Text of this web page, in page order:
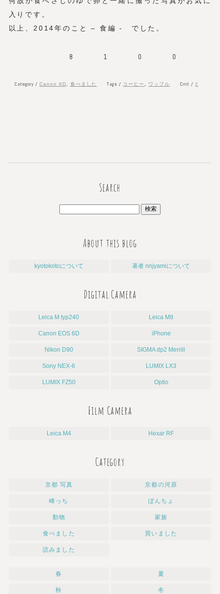
入りです。
以上、2014年のこと – 食編 - でした。
8 1 0 0
Category / Canon 6D 食べました Tags / コーヒー ワッフル Cmt / 0
Search
About this blog
kyotokotoについて 著者 nnjyamiについて
Digital Camera
Leica M typ240 Leica M8
Canon EOS 6D iPhone
Nikon D90 SIGMA dp2 Merrill
Sony NEX-6 LUMIX LX3
LUMIX FZ50 Optio
Film Camera
Leica M4 Hexar RF
Category
京都 写真 京都の河原
峰っち ぽんちょ
動物 家族
食べました 買いました
読みました
春 夏
秋 冬